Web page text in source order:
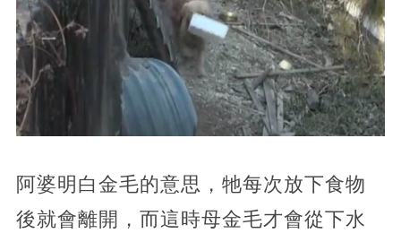
阿婆明白金毛的意思，牠每次放下食物
後就會離開，而這時母金毛才會從下水